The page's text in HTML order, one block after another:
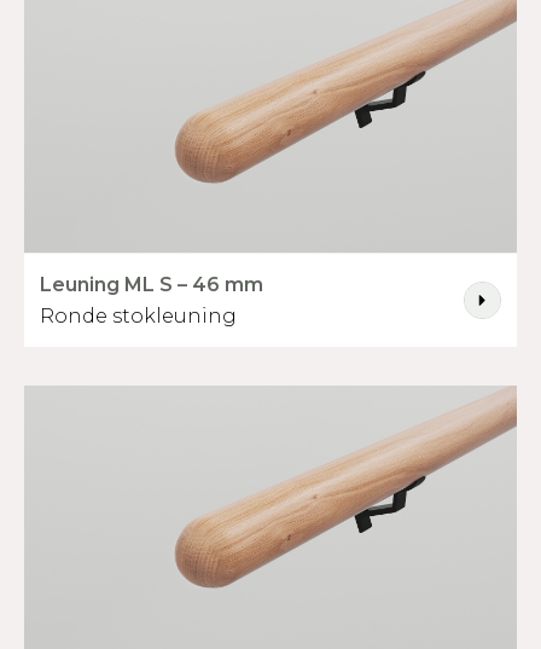
Leuning ML S – 46 mm
Ronde stokleuning